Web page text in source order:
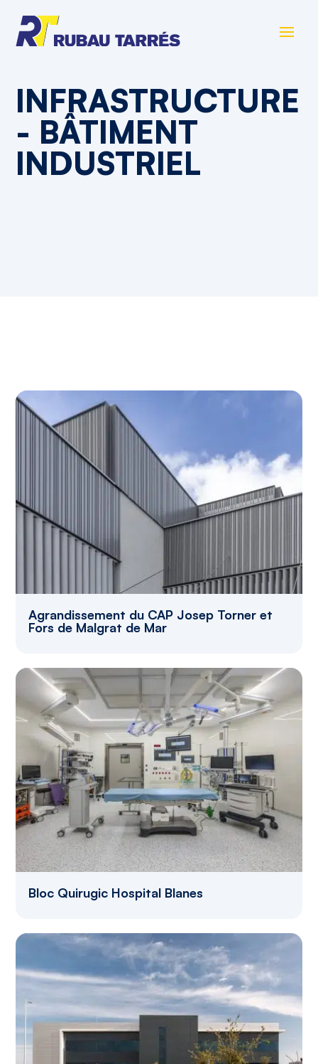
INFRASTRUCTURE
- BÂTIMENT
INDUSTRIEL
Agrandissement du CAP Josep Torner et
Fors de Malgrat de Mar
Bloc Quirugic Hospital Blanes